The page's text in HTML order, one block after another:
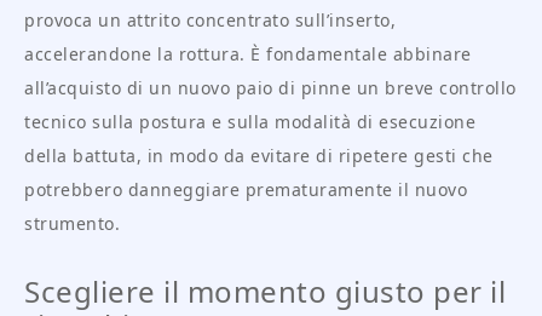
provoca un attrito concentrato sull’inserto,
accelerandone la rottura. È fondamentale abbinare
all’acquisto di un nuovo paio di pinne un breve controllo
tecnico sulla postura e sulla modalità di esecuzione
della battuta, in modo da evitare di ripetere gesti che
potrebbero danneggiare prematuramente il nuovo
strumento.
Scegliere il momento giusto per il